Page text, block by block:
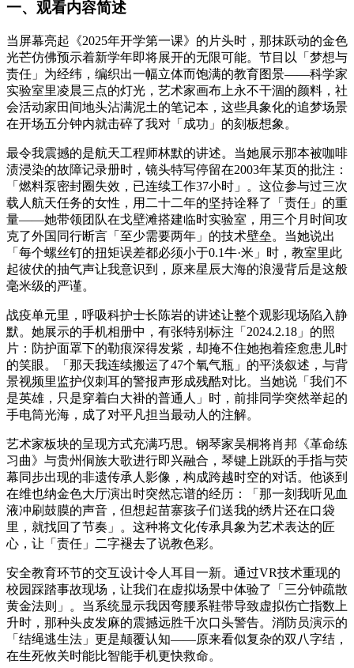
一、观看内容简述
当屏幕亮起《2025年开学第一课》的片头时，那抹跃动的金色
光芒仿佛预示着新学年即将展开的无限可能。节目以「梦想与
责任」为经纬，编织出一幅立体而饱满的教育图景——科学家
实验室里凌晨三点的灯光，艺术家画布上永不干涸的颜料，社
会活动家田间地头沾满泥土的笔记本，这些具象化的追梦场景
在开场五分钟内就击碎了我对「成功」的刻板想象。
最令我震撼的是航天工程师林默的讲述。当她展示那本被咖啡
渍浸染的故障记录册时，镜头特写停留在2003年某页的批注：
「燃料泵密封圈失效，已连续工作37小时」。这位参与过三次
载人航天任务的女性，用二十二年的坚持诠释了「责任」的重
量——她带领团队在戈壁滩搭建临时实验室，用三个月时间攻
克了外国同行断言「至少需要两年」的技术壁垒。当她说出
「每个螺丝钉的扭矩误差都必须小于0.1牛·米」时，教室里此
起彼伏的抽气声让我意识到，原来星辰大海的浪漫背后是这般
毫米级的严谨。
战疫单元里，呼吸科护士长陈岩的讲述让整个观影现场陷入静
默。她展示的手机相册中，有张特别标注「2024.2.18」的照
片：防护面罩下的勒痕深得发紫，却掩不住她抱着痊愈患儿时
的笑眼。「那天我连续搬运了47个氧气瓶」的平淡叙述，与背
景视频里监护仪刺耳的警报声形成残酷对比。当她说「我们不
是英雄，只是穿着白大褂的普通人」时，前排同学突然举起的
手电筒光海，成了对平凡担当最动人的注解。
艺术家板块的呈现方式充满巧思。钢琴家吴桐将肖邦《革命练
习曲》与贵州侗族大歌进行即兴融合，琴键上跳跃的手指与荧
幕同步出现的非遗传承人影像，构成跨越时空的对话。他谈到
在维也纳金色大厅演出时突然忘谱的经历：「那一刻我听见血
液冲刷鼓膜的声音，但想起苗寨孩子们送我的绣片还在口袋
里，就找回了节奏」。这种将文化传承具象为艺术表达的匠
心，让「责任」二字褪去了说教色彩。
安全教育环节的交互设计令人耳目一新。通过VR技术重现的
校园踩踏事故现场，让我们在虚拟场景中体验了「三分钟疏散
黄金法则」。当系统显示我因弯腰系鞋带导致虚拟伤亡指数上
升时，那种头皮发麻的震撼远胜千次口头警告。消防员演示的
「结绳逃生法」更是颠覆认知——原来看似复杂的双八字结，
在生死攸关时能比智能手机更快救命。